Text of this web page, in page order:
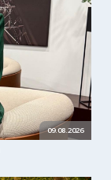
09.08.2026